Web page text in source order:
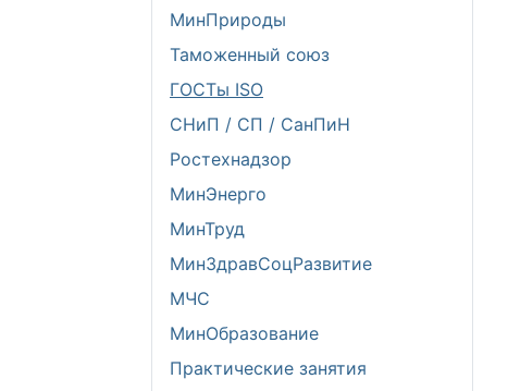
МинПрироды
Таможенный союз
ГОСТы ISO
СНиП / СП / СанПиН
Ростехнадзор
МинЭнерго
МинТруд
МинЗдравСоцРазвитие
МЧС
МинОбразование
Практические занятия